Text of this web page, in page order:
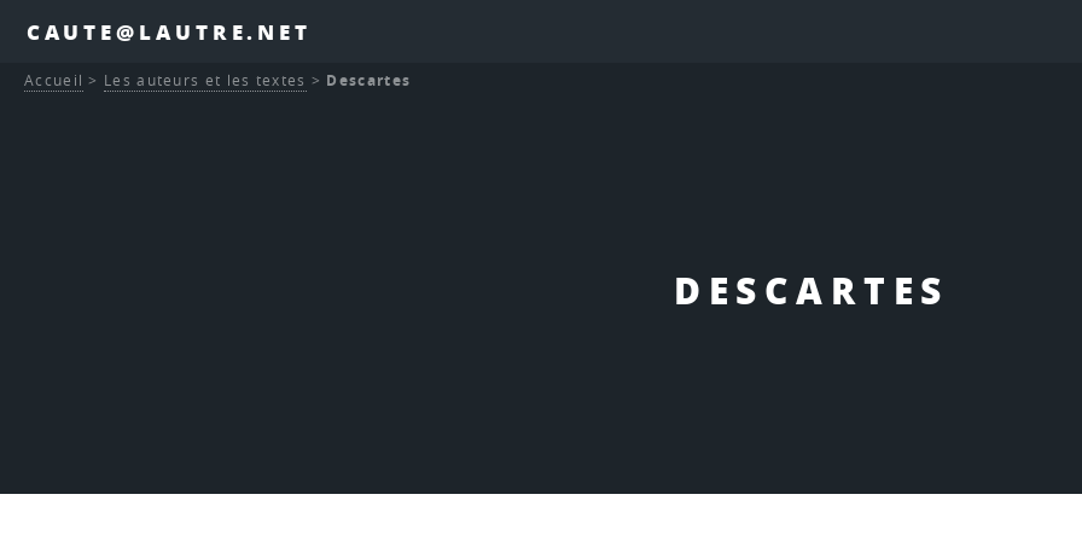
CAUTE@LAUTRE.NET
DESCARTES
Accueil > Les auteurs et les textes > Descartes